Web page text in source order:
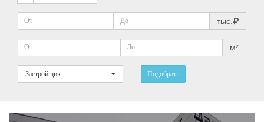
тыс.
м²
Застройщик Подобрать